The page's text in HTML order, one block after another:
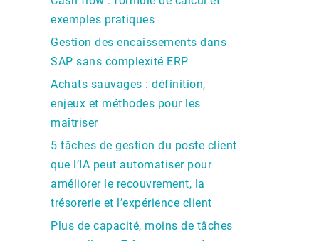
exemples pratiques
Gestion des encaissements dans
SAP sans complexité ERP
Achats sauvages : définition,
enjeux et méthodes pour les
maîtriser
5 tâches de gestion du poste client
que l’IA peut automatiser pour
améliorer le recouvrement, la
trésorerie et l’expérience client
Plus de capacité, moins de tâches